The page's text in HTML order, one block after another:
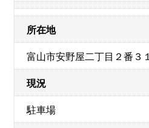
所在地
富山市安野屋二丁目２番３１
現況
駐車場